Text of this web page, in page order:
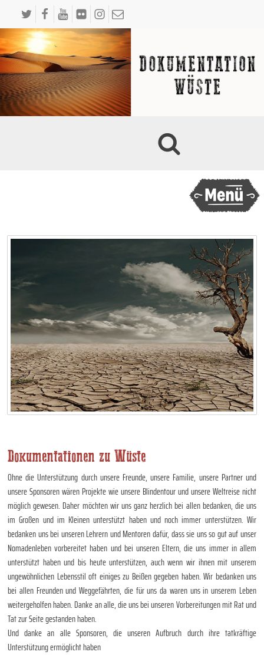
Dokumentationen zu Wüste
Ohne die Unterstützung durch unsere Freunde, unsere Familie, unsere Partner und
unsere Sponsoren wären Projekte wie unsere Blindentour und unsere Weltreise nicht
möglich gewesen. Daher möchten wir uns ganz herzlich bei allen bedanken, die uns
im Großen und im Kleinen unterstützt haben und noch immer unterstützen. Wir
bedanken uns bei unseren Lehrern und Mentoren dafür, dass sie uns so gut auf unser
Nomadenleben vorbereitet haben und bei unseren Eltern, die uns immer in allem
unterstützt haben und bis heute unterstützen, auch wenn wir ihnen mit unserem
ungewöhnlichen Lebensstil oft einiges zu Beißen gegeben haben. Wir bedanken uns
bei allen Freunden und Weggefährten, die für uns da waren uns in unserem Leben
weitergeholfen haben. Danke an alle, die uns bei unseren Vorbereitungen mit Rat und
Tat zur Seite gestanden haben.
Und danke an alle Sponsoren, die unseren Aufbruch durch ihre tatkräftige
Unterstützung ermöglicht haben